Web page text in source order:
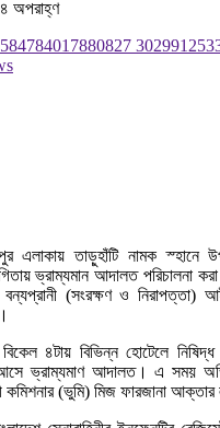
অপরাহ্ণ
এলাকায় তাড়ুহাঁটি নামক স্হানে
ভ্রাম্যমান আদালত পরিচালনা
বন্যপ্রানী (সংরক্ষণ ও নিরাপত্তা)
৪টায় বিভিন্ন হোটেলে নিষিদ্ধ
ভ্রাম্যমাণ আদালত। এ সময়
(ভুমি) মিজ ফারজানা আক্তার